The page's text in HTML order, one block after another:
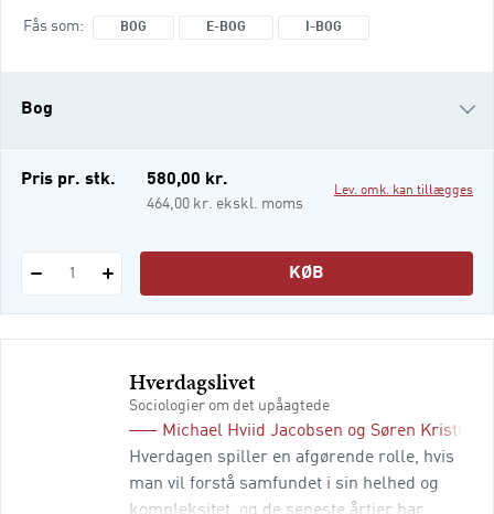
anden del er bygget op om centrale temaer i
teori
Fås som BOG E-BOG I-BOG
Bog
e-bog
Pris pr. stk. 580,00 kr.
464,00 kr. ekskl. moms
Lev. omk. kan tillægges
1 KØB
Hverdagslivet
Sociologier om det upåagtede
Michael Hviid Jacobsen og Søren
Hverdagen spiller en afgørende rolle, hvis
man vil forstå samfundet i sin helhed og
kompleksitet, og de seneste årtier har